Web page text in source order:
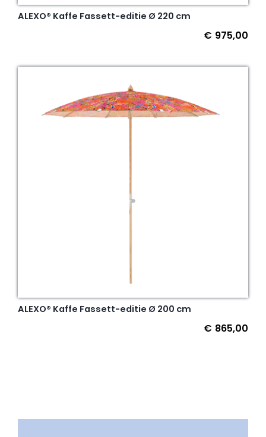
ALEXO® Kaffe Fassett-editie Ø 220 cm
€ 975,00
ALEXO® Kaffe Fassett-editie Ø 200 cm
€ 865,00